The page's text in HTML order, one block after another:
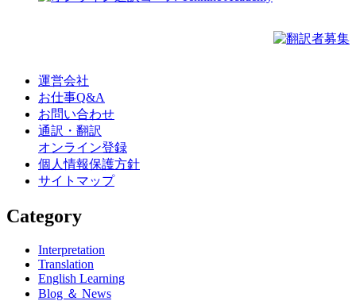
運営会社
お仕事Q&A
お問い合わせ
通訳・翻訳
オンライン登録
個人情報保護方針
サイトマップ
Category
Interpretation
Translation
English Learning
Blog ＆ News